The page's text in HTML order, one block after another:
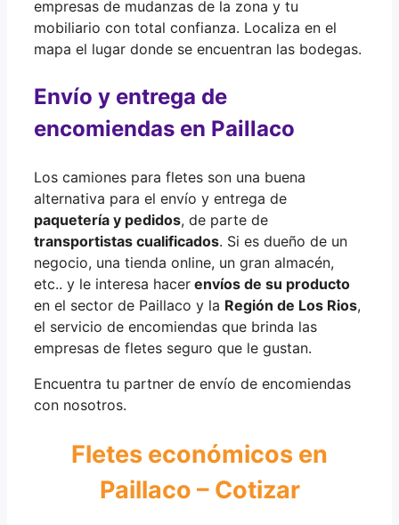
empresas de mudanzas de la zona y tu
mobiliario con total confianza. Localiza en el
mapa el lugar donde se encuentran las bodegas.
Envío y entrega de
encomiendas en Paillaco
Los camiones para fletes son una buena
alternativa para el envío y entrega de
paquetería y pedidos, de parte de
transportistas cualificados. Si es dueño de un
negocio, una tienda online, un gran almacén,
etc.. y le interesa hacer envíos de su producto
en el sector de Paillaco y la Región de Los Rios,
el servicio de encomiendas que brinda las
empresas de fletes seguro que le gustan.
Encuentra tu partner de envío de encomiendas
con nosotros.
Fletes económicos en
Paillaco – Cotizar